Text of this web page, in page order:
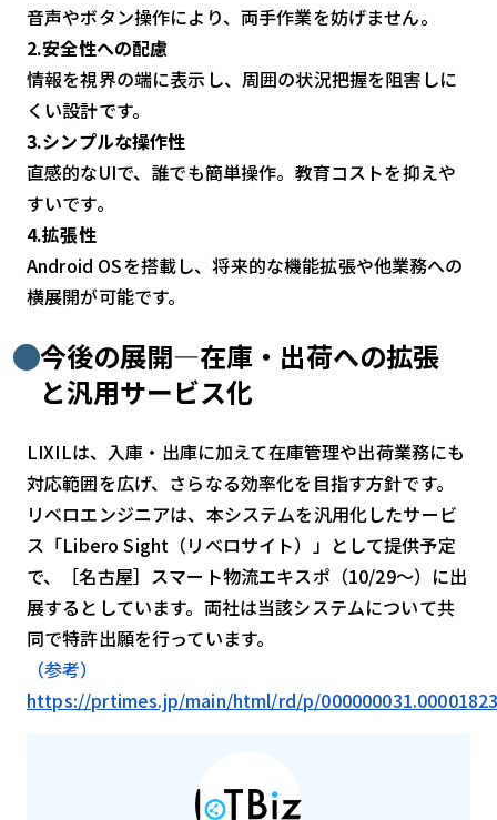
音声やボタン操作により、両手作業を妨げません。
2.安全性への配慮
情報を視界の端に表示し、周囲の状況把握を阻害しに
くい設計です。
3.シンプルな操作性
直感的なUIで、誰でも簡単操作。教育コストを抑えや
すいです。
4.拡張性
Android OSを搭載し、将来的な機能拡張や他業務への
横展開が可能です。
今後の展開—在庫・出荷への拡張
と汎用サービス化
LIXILは、入庫・出庫に加えて在庫管理や出荷業務にも
対応範囲を広げ、さらなる効率化を目指す方針です。
リベロエンジニアは、本システムを汎用化したサービ
ス「Libero Sight（リベロサイト）」として提供予定
で、［名古屋］スマート物流エキスポ（10/29～）に出
展するとしています。両社は当該システムについて共
同で特許出願を行っています。
（参考）
https://prtimes.jp/main/html/rd/p/